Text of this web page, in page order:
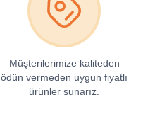
Müşterilerimize kaliteden
ödün vermeden uygun fiyatlı
ürünler sunarız.